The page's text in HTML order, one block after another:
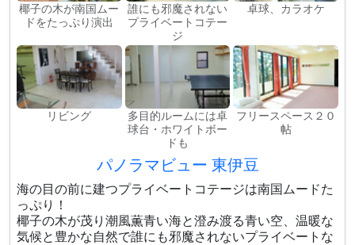
椰子の木が南国ムー
ドをたっぷり演出
誰にも邪魔されない
プライベートコテー
ジ
卓球、カラオケ
リビング
多目的ルームには卓
球台・ホワイトボー
ドも
フリースペース２０
帖
パノラマビュー 東伊豆
海の目の前に建つプライベートコテージは南国ムードた
っぷり！
椰子の木が茂り潮風薫青い海と澄み渡る青い空、温暖な
気候と豊かな自然で誰にも邪魔されないプライベートな